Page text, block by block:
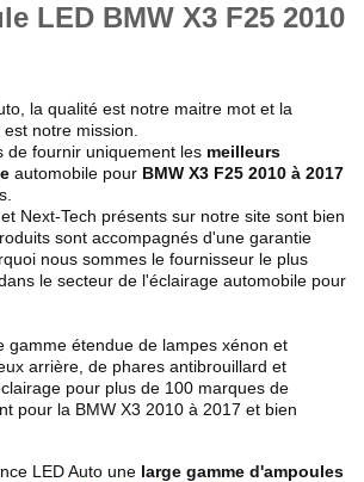
LED BMW X3 F25 2010
la qualité est notre maitre mot et la
est notre mission
de fournir uniquement les meilleurs
automobile pour BMW X3 F25 2010 à 2017
Next-Tech présents sur notre site sont bien
sont accompagnés d'une garantie
nous sommes le fournisseur le plus
le secteur de l'éclairage automobile pour
gamme étendue de lampes xénon et
arrière, de phares antibrouillard et
pour plus de 100 marques de
pour la BMW X3 2010 à 2017 et bien
LED Auto une large gamme d'ampoules